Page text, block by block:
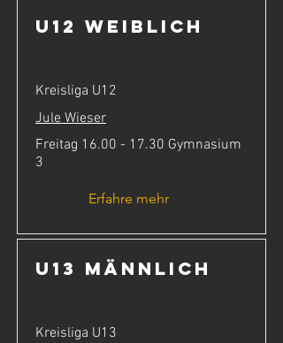
U12 weiblich
Kreisliga U12
Jule Wieser
Freitag 16.00 - 17.30 Gymnasium
3
Erfahre mehr
U13 männlich
Kreisliga U13